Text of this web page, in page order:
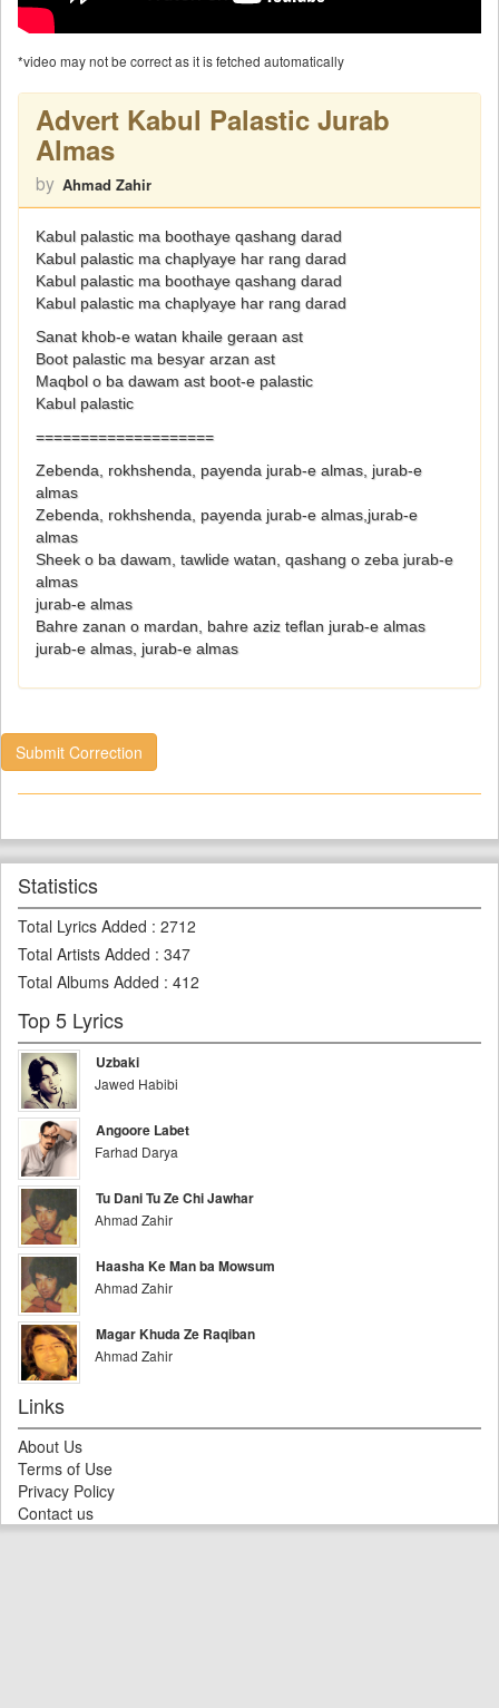
*video may not be correct as it is fetched automatically
Advert Kabul Palastic Jurab
Almas
by Ahmad Zahir
Kabul palastic ma boothaye qashang darad
Kabul palastic ma chaplyaye har rang darad
Kabul palastic ma boothaye qashang darad
Kabul palastic ma chaplyaye har rang darad
Sanat khob-e watan khaile geraan ast
Boot palastic ma besyar arzan ast
Maqbol o ba dawam ast boot-e palastic
Kabul palastic
====================
Zebenda, rokhshenda, payenda jurab-e almas, jurab-e
almas
Zebenda, rokhshenda, payenda jurab-e almas,jurab-e
almas
Sheek o ba dawam, tawlide watan, qashang o zeba jurab-e
almas
jurab-e almas
Bahre zanan o mardan, bahre aziz teflan jurab-e almas
jurab-e almas, jurab-e almas
Submit Correction
Statistics
Total Lyrics Added : 2712
Total Artists Added : 347
Total Albums Added : 412
Top 5 Lyrics
Uzbaki
Jawed Habibi
Angoore Labet
Farhad Darya
Tu Dani Tu Ze Chi Jawhar
Ahmad Zahir
Haasha Ke Man ba Mowsum
Ahmad Zahir
Magar Khuda Ze Raqiban
Ahmad Zahir
Links
About Us
Terms of Use
Privacy Policy
Contact us